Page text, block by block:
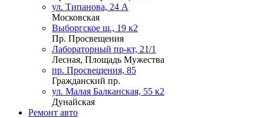
ул. Типанова, 24 А
Московская
Выборгское ш., 19 к2
Пр. Просвещения
Лабораторный пр-кт, 21/1
Лесная, Площадь Мужества
пр. Просвещения, 85
Гражданский пр.
ул. Малая Балканская, 55 к2
Дунайская
Ремонт авто